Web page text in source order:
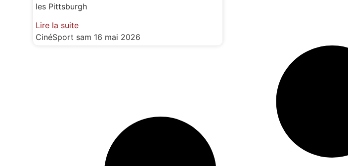
les Pittsburgh
Lire la suite
CinéSport sam 16 mai 2026